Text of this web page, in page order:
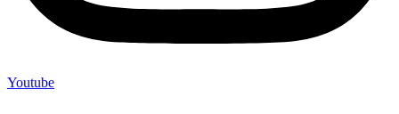
Youtube